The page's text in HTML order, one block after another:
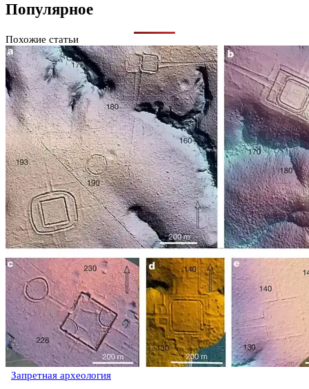
Популярное
Похожие статьи
Запретная археология